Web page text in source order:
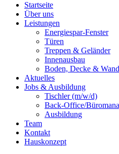
Startseite
Über uns
Leistungen
Energiespar-Fenster
Türen
Treppen & Geländer
Innenausbau
Boden, Decke & Wand
Aktuelles
Jobs & Ausbildung
Tischler (m/w/d)
Back-Office/
Ausbildung
Team
Kontakt
Hauskonzept